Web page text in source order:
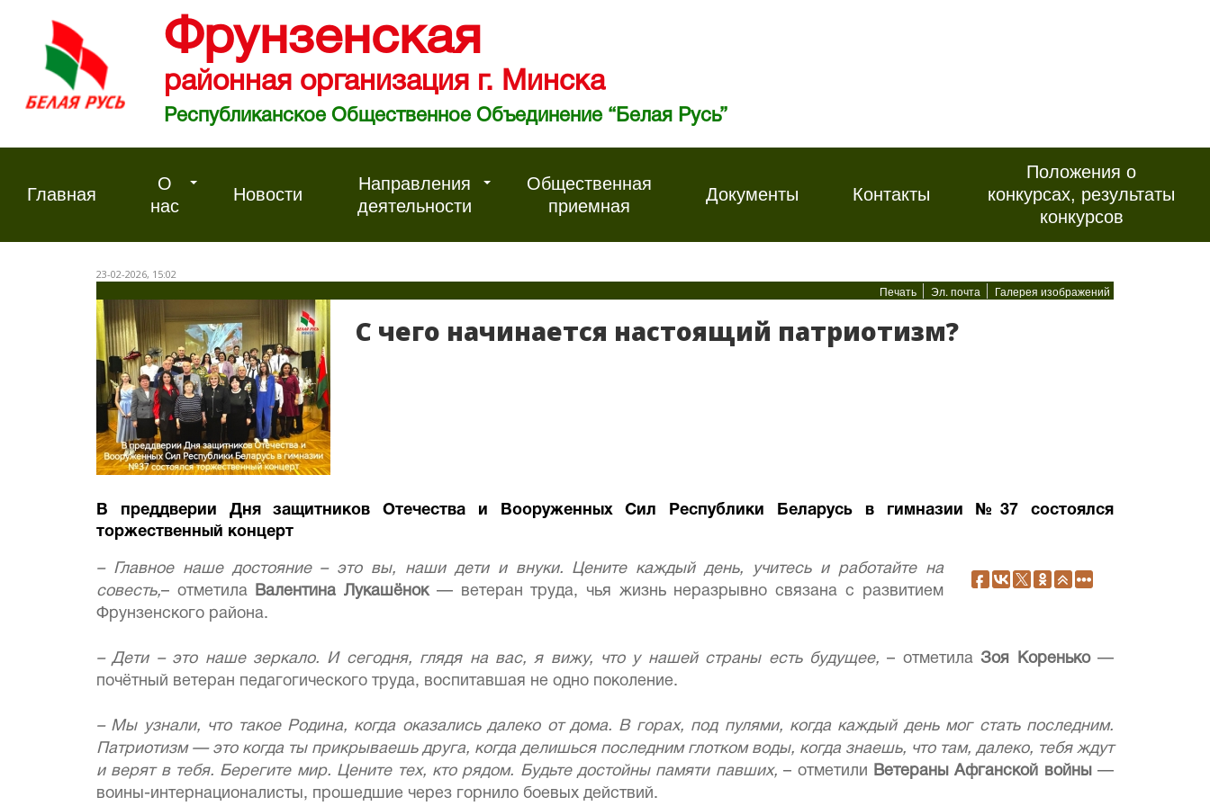
Фрунзенская
районная организация г. Минска
Республиканское Общественное Объединение “Белая Русь”
Главная
О
нас
Новости
Направления
деятельности
Общественная
приемная
Документы Контакты
Положения о
конкурсах, результаты
конкурсов
23-02-2026, 15:02
Печать Эл. почта Галерея изображений
С чего начинается настоящий патриотизм?
В преддверии Дня защитников Отечества и Вооруженных Сил Республики Беларусь в гимназии №37 состоялся
торжественный концерт
– Главное наше достояние – это вы, наши дети и внуки. Цените каждый день, учитесь и работайте на
совесть,– отметила Валентина Лукашёнок— ветеран труда, чья жизнь неразрывно связана с развитием
Фрунзенского района.
– Дети – это наше зеркало. И сегодня, глядя на вас, я вижу, что у нашей страны есть будущее, – отметилаЗоя Коренько—
почётный ветеран педагогического труда, воспитавшая не одно поколение.
– Мы узнали, что такое Родина, когда оказались далеко от дома. В горах, под пулями, когда каждый день мог стать последним.
Патриотизм — это когда ты прикрываешь друга, когда делишься последним глотком воды, когда знаешь, что там, далеко, тебя ждут
и верят в тебя. Берегите мир. Цените тех, кто рядом. Будьте достойны памяти павших,– отметили Ветераны Афганской войны —
воины-интернационалисты, прошедшие через горнило боевых действий.